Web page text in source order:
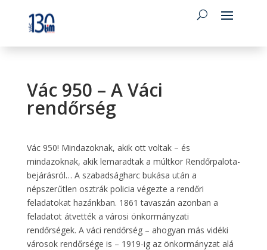
Vác 950 – A Váci
rendőrség
Vác 950! Mindazoknak, akik ott voltak – és
mindazoknak, akik lemaradtak a múltkor Rendőrpalota-
bejárásról… A szabadságharc bukása után a
népszerűtlen osztrák policia végezte a rendőri
feladatokat hazánkban. 1861 tavaszán azonban a
feladatot átvették a városi önkormányzati
rendőrségek. A váci rendőrség – ahogyan más vidéki
városok rendőrsége is – 1919-ig az önkormányzat alá